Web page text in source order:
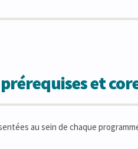
et
au sein de chaque